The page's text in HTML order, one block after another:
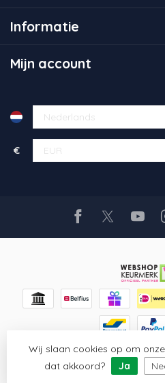
Informatie
Mijn account
€
© Copyright 2026 Glaskunst Art
Lightspeed design
Wij slaan cookies op om
dat akkoord?
Ja